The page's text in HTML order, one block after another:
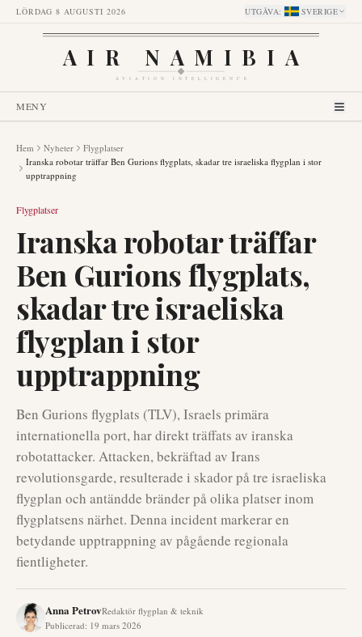
LÖRDAG 8 AUGUSTI 2026 UTGÅVA: SVERIGE
AIR NAMIBIA
AVIATION INTELLIGENCE
MENY
Hem Nyheter
Flygplatser
Iranska robotar träffar Ben Gurions flygplats, skadar tre israeliska flygplan i stor
upptrappning
Flygplatser
Iranska robotar träffar
Ben Gurions flygplats,
skadar tre israeliska
flygplan i stor
upptrappning
Ben Gurions flygplats (TLV), Israels primära
internationella port, har direkt träffats av iranska
robotattacker. Attacken, bekräftad av Irans
revolutionsgarde, resulterade i skador på tre israeliska
flygplan och antändde bränder på olika platser inom
flygplatsens närhet. Denna incident markerar en
betydande upptrappning av pågående regionala
fientligheter.
Anna PetrovRedaktör flygplan & teknik
Publicerad: 19 mars 2026